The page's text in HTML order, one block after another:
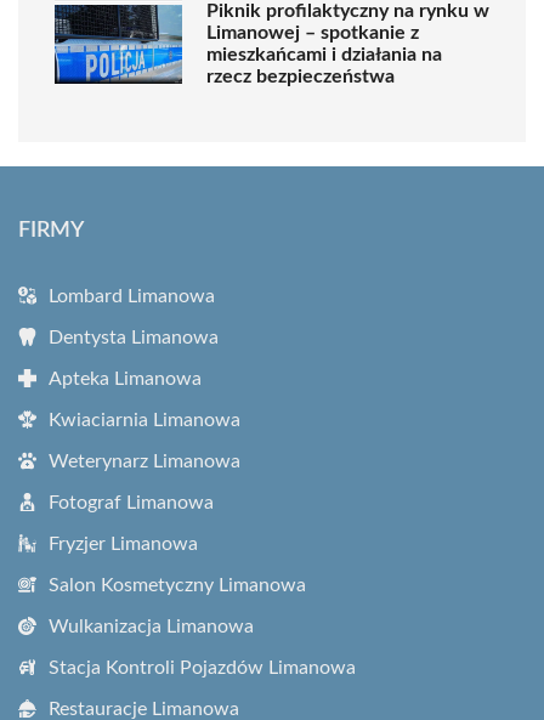
Piknik profilaktyczny na rynku w
Limanowej – spotkanie z
mieszkańcami i działania na
rzecz bezpieczeństwa
FIRMY
Lombard Limanowa
Dentysta Limanowa
Apteka Limanowa
Kwiaciarnia Limanowa
Weterynarz Limanowa
Fotograf Limanowa
Fryzjer Limanowa
Salon Kosmetyczny Limanowa
Wulkanizacja Limanowa
Stacja Kontroli Pojazdów Limanowa
Restauracje Limanowa